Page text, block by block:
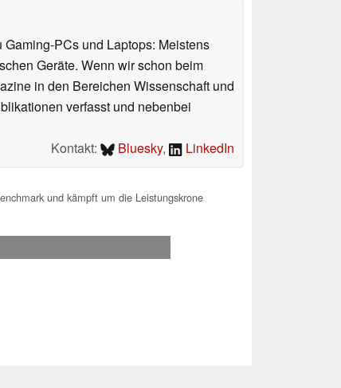
PCs und Laptops: Meistens
Geräte. Wenn wir schon beim
in den Bereichen Wissenschaft und
verfasst und nebenbei
Kontakt:
Bluesky, LinkedIn
und kämpft um die Leistungskrone